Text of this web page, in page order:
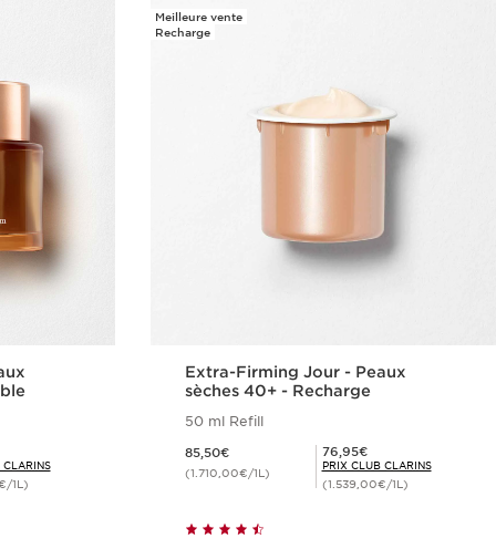
CLARINS
1L)
Meilleure vente
Recharge
Extra-Firming Jour - Peaux
sèches 40+ - Recharge
50 ml Refill
85,50€
(1.710,00€/1L)
Prix Club Clarins 76,95€
76,95€
PRIX CLUB CLARINS
(1.539,00€/1L)